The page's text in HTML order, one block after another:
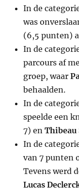
In de
was
(6,5 punten)
In de
parcours af
groep, waar
behaalden.
In de
speelde een
7) en
In de
van 7 punten
Tevens werd
Lucas